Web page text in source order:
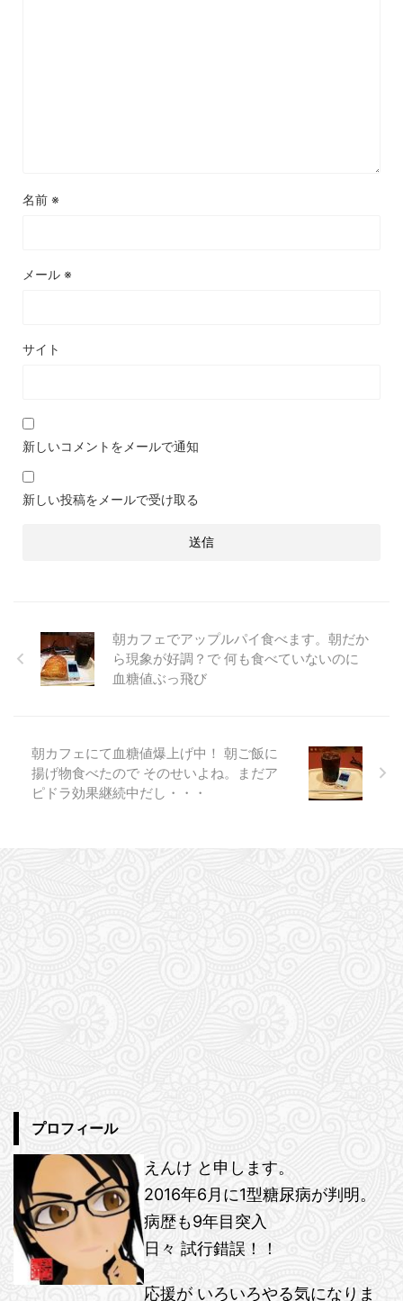
名前 ※
メール ※
サイト
新しいコメントをメールで通知
新しい投稿をメールで受け取る
朝カフェでアップルパイ食べます。朝だか
ら現象が好調？で 何も食べていないのに
血糖値ぶっ飛び
朝カフェにて血糖値爆上げ中！ 朝ご飯に
揚げ物食べたので そのせいよね。まだア
ピドラ効果継続中だし・・・
プロフィール
えんけ と申します。
2016年6月に1型糖尿病が判明。
病歴も9年目突入
日々 試行錯誤！！
応援が いろいろやる気になりま